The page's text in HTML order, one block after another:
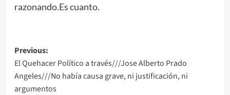
razonando.Es cuanto.
Post
navigation
Previous:
El Quehacer Político a través///Jose Alberto Prado
Angeles///No había causa grave, ni justificación, ni
argumentos